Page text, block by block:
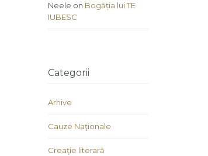
Neele on Bogăția lui TE
IUBESC
Categorii
Arhive
Cauze Naţionale
Creaţie literară